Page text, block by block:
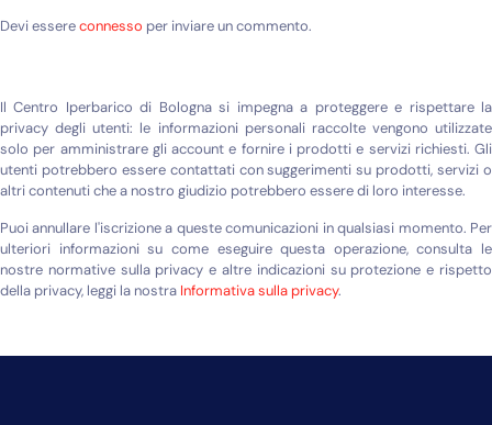
Devi essereconnesso per inviare un commento.
Il Centro Iperbarico di Bologna si impegna a proteggere e rispettare la
privacy degli utenti: le informazioni personali raccolte vengono utilizzate
solo per amministrare gli account e fornire i prodotti e servizi richiesti. Gli
utenti potrebbero essere contattati con suggerimenti su prodotti, servizi o
altri contenuti che a nostro giudizio potrebbero essere di loro interesse.
Puoi annullare l'iscrizione a queste comunicazioni in qualsiasi momento. Per
ulteriori informazioni su come eseguire questa operazione, consulta le
nostre normative sulla privacy e altre indicazioni su protezione e rispetto
della privacy, leggi la nostra Informativa sulla privacy.